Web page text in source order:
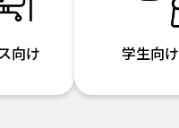
向け 学生向け